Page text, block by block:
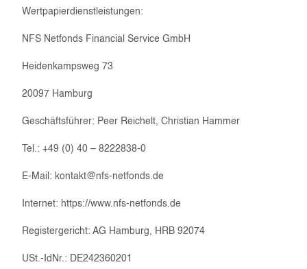
Wertpapierdienstleistungen:
NFS Netfonds Financial Service GmbH
Heidenkampsweg 73
20097 Hamburg
Geschäftsführer: Peer Reichelt, Christian Hammer
Tel.: +49 (0) 40 – 8222838-0
E-Mail: kontakt@nfs-netfonds.de
Internet: https://www.nfs-netfonds.de
Registergericht: AG Hamburg, HRB 92074
USt.-IdNr.: DE242360201